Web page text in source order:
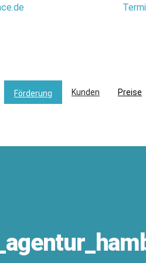
Förderung Kunden Preise